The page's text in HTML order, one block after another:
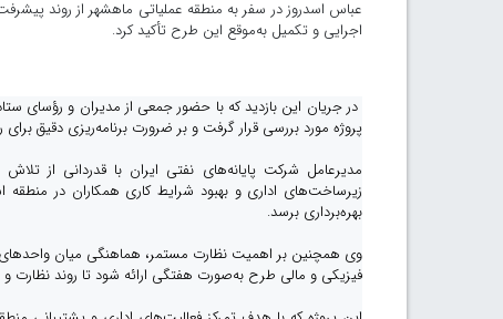
عباس اسدروز در سفر به منطقه عملیاتی ماهشهر از روند
اجرایی و تکمیل به‌موقع این طرح تأکید کرد.
در جریان این بازدید که با حضور جمعی از مدیران و رؤسای
پروژه مورد بررسی قرار گرفت و بر ضرورت برنامه‌ریزی دقیق
مدیرعامل شرکت پایانه‌های نفتی ایران با قدردانی از
زیرساخت‌های اداری و بهبود شرایط کاری همکاران در
بهره‌برداری برسد.
وی همچنین بر اهمیت نظارت مستمر، هماهنگی میان واحدهای
فیزیکی و مالی طرح به‌صورت هفتگی ارائه شود تا روند نظارت و